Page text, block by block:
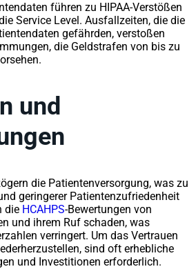
führen zu HIPAA-Verstößen
Service Level. Ausfallzeiten, die die
gefährden, verstoßen
die Geldstrafen von bis zu
und
die Patientenversorgung, was zu
geringerer Patientenzufriedenheit
die HCAHPS-Bewertungen von
und ihrem Ruf schaden, was
verringert. Um das Vertrauen
sind oft erhebliche
und Investitionen erforderlich.